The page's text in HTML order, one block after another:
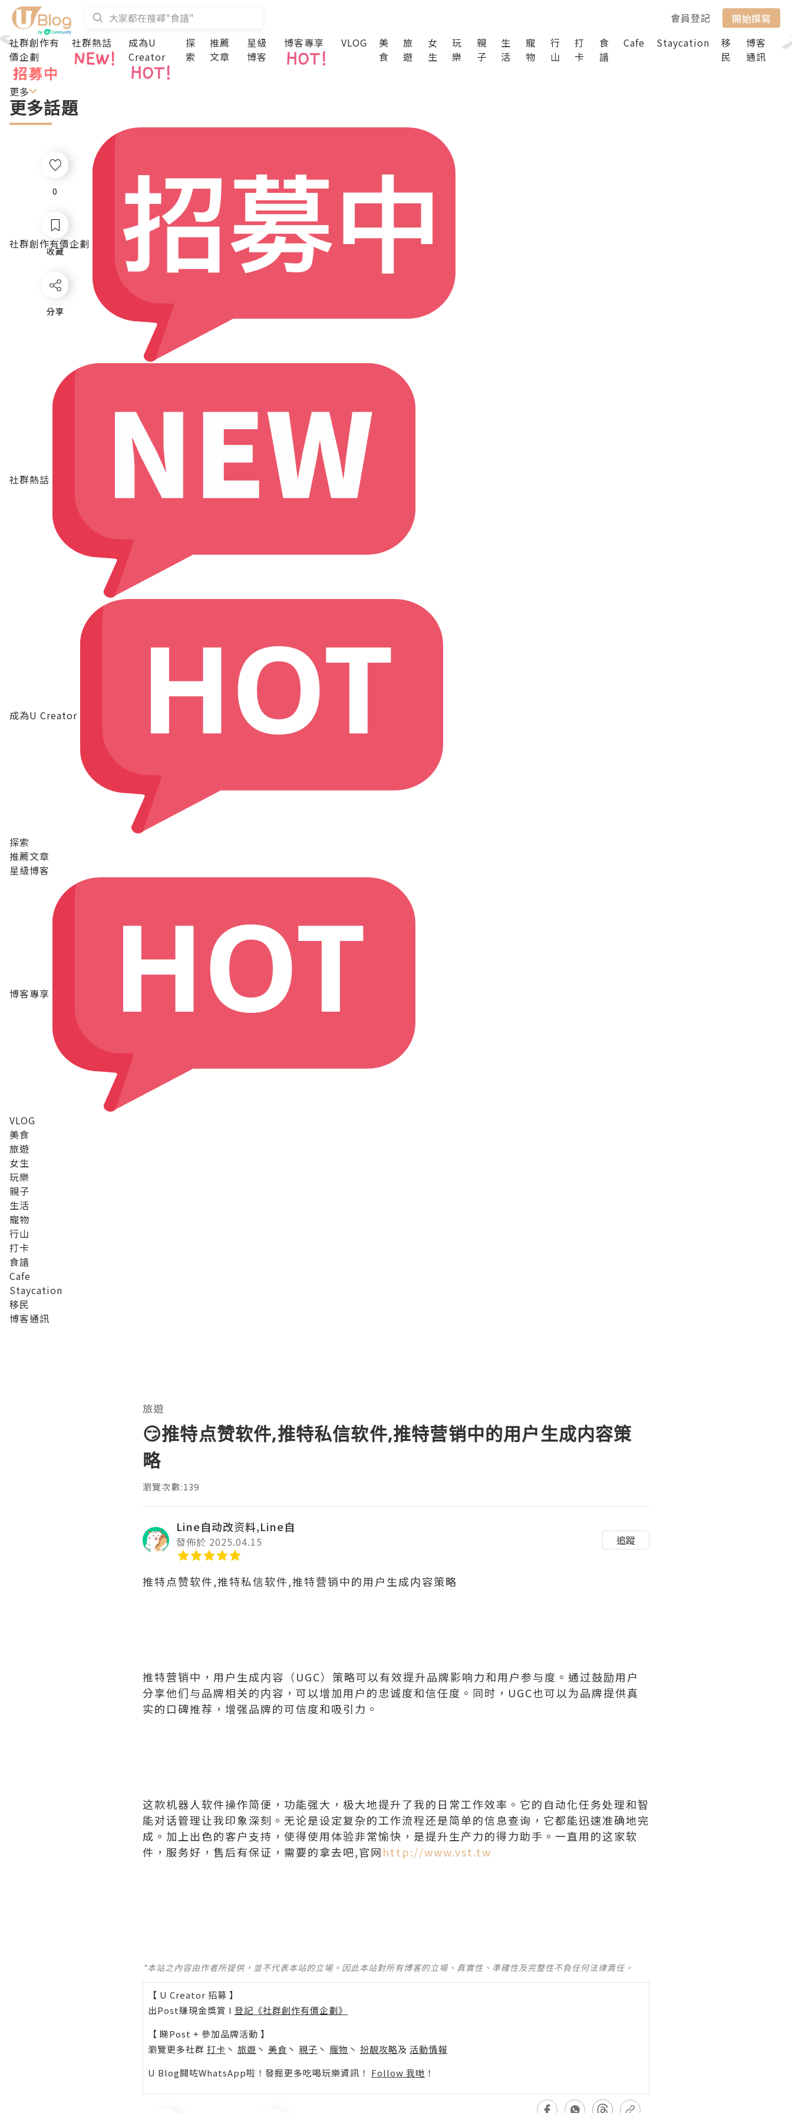
會員登記
開始撰寫
社群創作有
價企劃
社群熱話
成為U
Creator
探
索
推薦
文章
星級
博客
博客專享 VLOG
美
食
旅
遊
女
生
玩
樂
親
子
生
活
寵
物
行
山
打
卡
食
譜
Cafe Staycation
移
民
博客
通訊
更多
更多話題
社群創作有價企劃
社群熱話
成為U Creator
探索
推薦文章
星級博客
博客專享
VLOG
美食
旅遊
女生
玩樂
親子
生活
寵物
行山
打卡
食譜
Cafe
Staycation
移民
博客通訊
0
收藏
分享
旅遊
😏推特点赞软件,推特私信软件,推特营销中的用户生成内容策
略
瀏覽次數:139
Line自动改资料,Line自
發佈於 2025.04.15 追蹤
推特点赞软件,推特私信软件,推特营销中的用户生成内容策略
推特营销中，用户生成内容（UGC）策略可以有效提升品牌影响力和用户参与度。通过鼓励用户
分享他们与品牌相关的内容，可以增加用户的忠诚度和信任度。同时，UGC也可以为品牌提供真
实的口碑推荐，增强品牌的可信度和吸引力。
这款机器人软件操作简便，功能强大，极大地提升了我的日常工作效率。它的自动化任务处理和智
能对话管理让我印象深刻。无论是设定复杂的工作流程还是简单的信息查询，它都能迅速准确地完
成。加上出色的客户支持，使得使用体验非常愉快，是提升生产力的得力助手。一直用的这家软
件，服务好，售后有保证，需要的拿去吧,官网http://www.vst.tw
*本站之內容由作者所提供，並不代表本站的立場。因此本站對所有博客的立場、真實性、準確性及完整性不負任何法律責任。
【 U Creator 招募 】
出Post賺現金獎賞 l 登記《社群創作有價企劃》
【 睇Post + 參加品牌活動 】
瀏覽更多社群 打卡 丶 旅遊 丶 美食 丶 親子 丶 寵物 丶 扮靚攻略及 活動情報
U Blog開咗WhatsApp啦！發掘更多吃喝玩樂資訊！ Follow 我哋 ！
0
收藏
分享